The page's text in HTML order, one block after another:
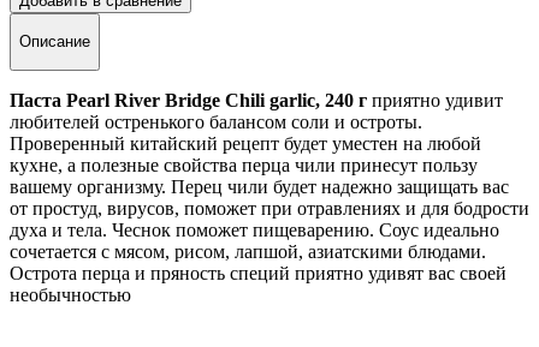
Описание
Паста Pearl River Bridge Chili garlic, 240 г приятно удивит
любителей остренького балансом соли и остроты.
Проверенный китайский рецепт будет уместен на любой
кухне, а полезные свойства перца чили принесут пользу
вашему организму. Перец чили будет надежно защищать вас
от простуд, вирусов, поможет при отравлениях и для бодрости
духа и тела. Чеснок поможет пищеварению. Соус идеально
сочетается с мясом, рисом, лапшой, азиатскими блюдами.
Острота перца и пряность специй приятно удивят вас своей
необычностью